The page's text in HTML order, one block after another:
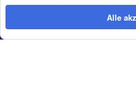
Newsletter Abonnieren
Alle